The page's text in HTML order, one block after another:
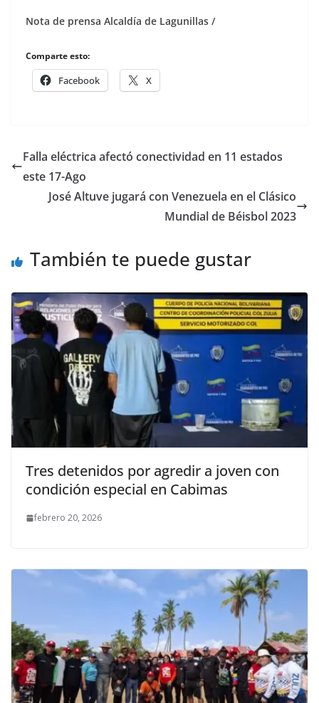
Nota de prensa Alcaldía de Lagunillas /
Comparte esto:
Facebook X
Falla eléctrica afectó conectividad en 11 estados
este 17-Ago
José Altuve jugará con Venezuela en el Clásico
Mundial de Béisbol 2023
También te puede gustar
Tres detenidos por agredir a joven con
condición especial en Cabimas
febrero 20, 2026